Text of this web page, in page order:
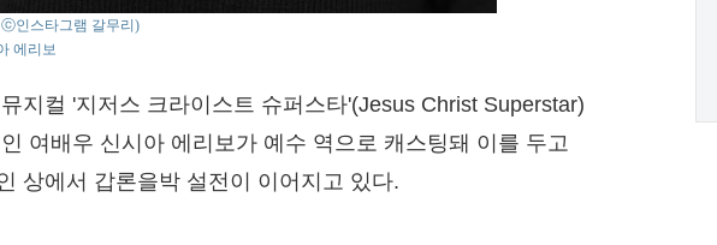
ⓒ인스타그램 갈무리)
에리보
지컬 '지저스 크라이스트 슈퍼스타'(Jesus Christ Superstar)
여배우 신시아 에리보가 예수 역으로 캐스팅돼 이를 두고
상에서 갑론을박 설전이 이어지고 있다.